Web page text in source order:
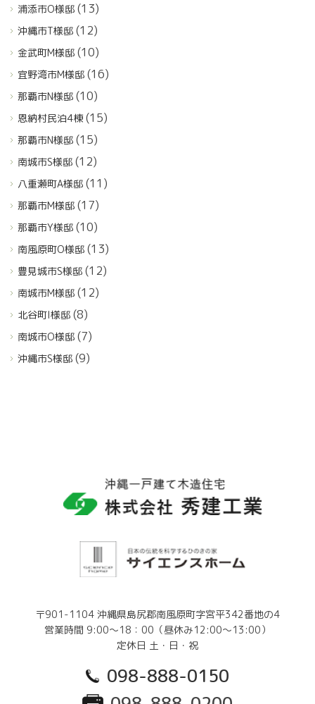
浦添市O様邸 (13)
沖縄市T様邸 (12)
金武町M様邸 (10)
宜野湾市M様邸 (16)
那覇市N様邸 (10)
恩納村民泊4棟(15)
那覇市N様邸 (15)
南城市S様邸 (12)
八重瀬町A様邸 (11)
那覇市M様邸 (17)
那覇市Y様邸 (10)
南風原町O様邸 (13)
豊見城市S様邸 (12)
南城市M様邸 (12)
北谷町I様邸 (8)
南城市O様邸 (7)
沖縄市S様邸 (9)
〒901-1104 沖縄県島尻郡南風原町字宮平342番地の4
営業時間 9:00～18：00（昼休み12:00～13:00）
定休日 土・日・祝
098-888-0150